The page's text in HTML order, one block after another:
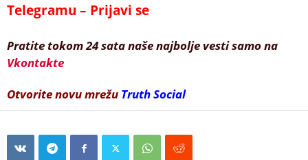
Telegramu – Prijavi se
Pratite tokom 24 sata naše najbolje vesti samo na
Vkontakte
Otvorite novu mrežu Truth Social